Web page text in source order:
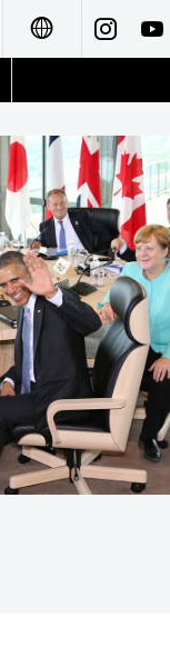
简体字
繁體字
Français
Español
العربية
Русский